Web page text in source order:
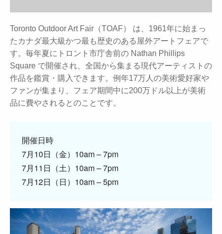
Toronto Outdoor Art Fair（TOAF） は、1961年に始まっ
たカナダ最大級かつ最も歴史のある屋外アートフェアで
す。毎年夏にトロント市庁舎前の Nathan Phillips
Square で開催され、全国から集まる現代アーティストの
作品を鑑賞・購入できます。例年17万人の美術愛好家や
ファンが集まり、フェア期間中に200万ドル以上が美術
品に費やされるとのことです。
開催日時
7月10日（金）10am – 7pm
7月11日（土）10am – 7pm
7月12日（日）10am – 5pm